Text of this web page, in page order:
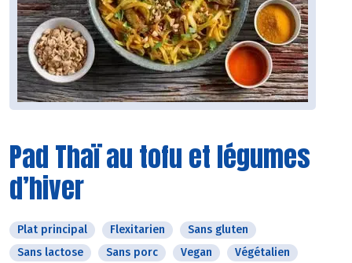
Pad Thaï au tofu et légumes
d’hiver
Plat principal Flexitarien
Sans gluten
Sans lactose
Sans porc Vegan
Végétalien